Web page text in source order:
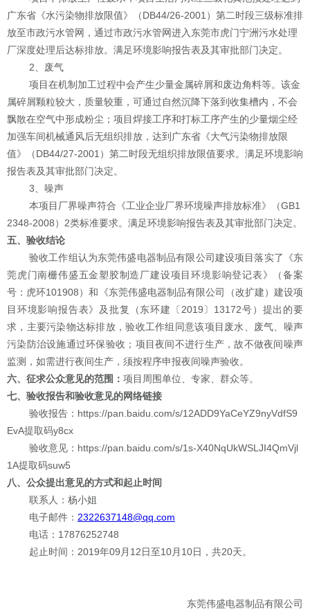
广东省《水污染物排放限值》（DB44/26-2001 ）第二时段三级标准排
放至市政污水管网，通过市政污水管网进入东莞市虎门宁洲污水处理
厂深度处理后达标排放。满足环境影响报告表及其审批部门决定。
2 、废气
项目在机制加工过程中会产生少量金属碎屑和废边角料等。该金
属碎屑颗粒较大，质量较重，可通过自然沉降下落到收集槽内，不会
飘散在空气中形成粉尘 ； 项目焊接工序和打标工序产生的少量烟尘经
加强车间机械通风后无组织排放，达到广东省《大气污染物排放限
值》（DB44/27-2001 ）第二时段无组织排放限值要求。 满足环境影响
报告表及其审批部门决定。
3 、噪声
本项目厂界噪声符合《工业企业厂界环境噪声排放标准》（GB1
2348-2008） 2类标准要求。满足环境影响报告表及其审批部门决定。
五、 验收结论
验收工作组认为东莞伟盛电器制品有限公司建设项目落实了
《东
莞虎门南栅伟盛五金塑胶制造厂建设项目环境影响登记表》
（备案
号： 虎环101908）和《东莞伟盛电器制品有限公司
（改扩建）建设项
目环境影响报告表》及批复（东环建〔 2019〕 13172号）提出的要
求，主要污染物达标排放，验收工作组同意该项目废水、废气、噪声
污染防治设施通过环保验收；项目夜间不进行生产，故不做夜间噪声
监测，如需进行夜间生产，须按程序申报夜间噪声验收。
六、征求公众意见的范围： 项目周围单位、专家、群众等。
七、验收报告和验收意见的网络链接
验收报告： https://pan.baidu.com/s/12ADD9YaCeYZ9nyVdfS9
EvA提取码y8cx
验收意见： https://pan.baidu.com/s/1s-X40NqUkWSLJI4QmVjl
1A提取码suw5
八、公众提出意见的方式和起止时间
联系人： 杨小姐
电子邮件： 2322637148@qq.com
电话： 17876252748
起止时间： 2019年09 月 12日至10月 10日，共20天。
东莞伟盛电器制品有限公司